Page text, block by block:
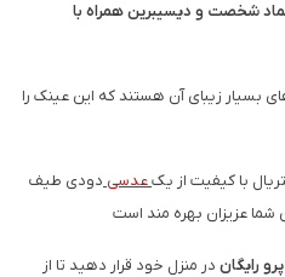
شخصت و دیسیبرین همراه با
بسیار زیبای آن هستند که این عینک را
با کیفیت از یکعدسی دودی طیف
شما عزیزان بهره مند است
پرو رایگان در منزل خود قرار دهید تا از